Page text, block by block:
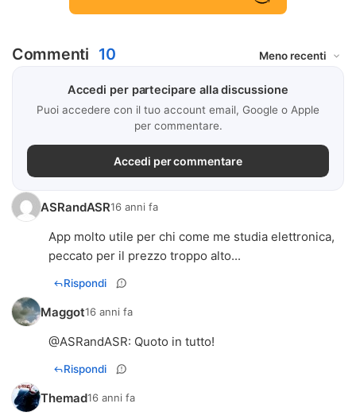
Commenti 10
Accedi per partecipare alla discussione
Puoi accedere con il tuo account email, Google o Apple
per commentare.
Accedi per commentare
ASRandASR16 anni fa
App molto utile per chi come me studia elettronica,
peccato per il prezzo troppo alto...
Rispondi
Maggot16 anni fa
@ASRandASR: Quoto in tutto!
Rispondi
Themad16 anni fa